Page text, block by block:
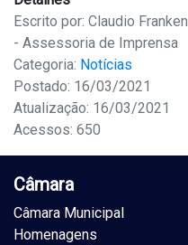
Escrito por: Claudio Franken
- Assessoria de Imprensa
Categoria: Notícias
Postado: 16/03/2021
Atualização: 16/03/2021
Acessos: 650
Câmara
Câmara Municipal
Homenagens